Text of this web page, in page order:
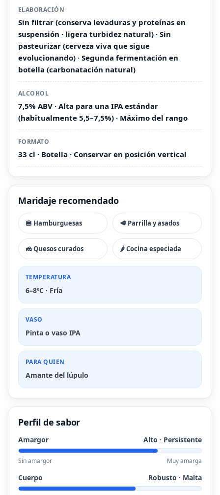
ELABORACIÓN
Sin filtrar (conserva levaduras y proteínas en
suspensión · ligera turbidez natural) · Sin
pasteurizar (cerveza viva que sigue
evolucionando) · Segunda fermentación en
botella (carbonatación natural)
ALCOHOL
7,5% ABV · Alta para una IPA estándar
(habitualmente 5,5–7,5%) · Máximo del rango
FORMATO
33 cl · Botella · Conservar en posición vertical
Maridaje recomendado
🍔 Hamburguesas 🥩 Parrilla y asados
🧀 Quesos curados 🌶 Cocina especiada
TEMPERATURA
6–8ºC · Fría
VASO
Pinta o vaso IPA
PARA QUIEN
Amante del lúpulo
Perfil de sabor
Amargor Alto · Persistente
Sin amargor Muy amarga
Cuerpo Robusto · Malta